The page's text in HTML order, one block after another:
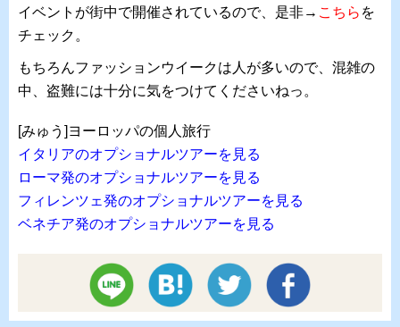
イベントが街中で開催されているので、是非→ こちら を
チェック。
もちろんファッションウイークは人が多いので、混雑の
中、盗難には十分に気をつけてくださいねっ。
[みゅう]ヨーロッパの個人旅行
イタリアのオプショナルツアーを見る
ローマ発のオプショナルツアーを見る
フィレンツェ発のオプショナルツアーを見る
ベネチア発のオプショナルツアーを見る